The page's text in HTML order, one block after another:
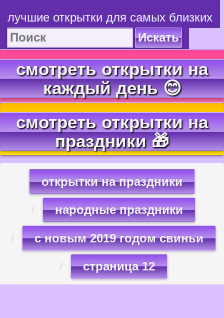
лучшие открытки для самых близких
Искать
смотреть открытки на
каждый день 😊
смотреть открытки на
праздники 🎁
открытки на праздники
народные праздники
с новым 2019 годом свиньи
страница 12